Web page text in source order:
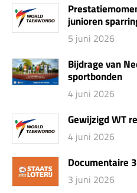
junioren
5 juni 2026
Bijdrage van
sportbonden
4 juni 2026
Gewijzigd WT
4 juni 2026
Documentaire
3 juni 2026